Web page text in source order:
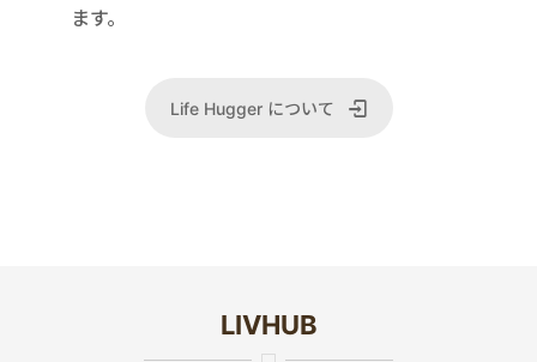
ます。
Life Hugger について
LIVHUB